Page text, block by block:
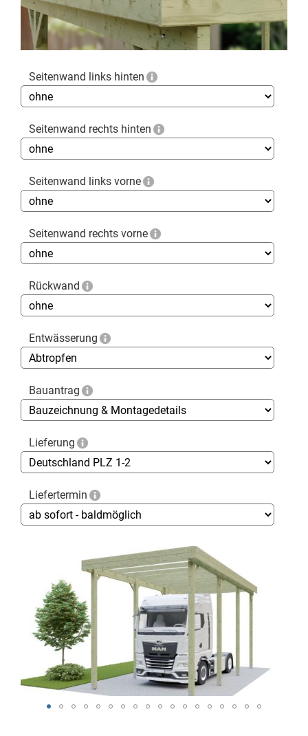
Seitenwand links hinten
Seitenwand rechts hinten
Seitenwand links vorne
Seitenwand rechts vorne
Rückwand
Entwässerung
Bauantrag
Lieferung
Liefertermin
the
images
gallery